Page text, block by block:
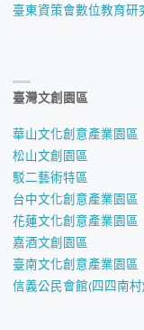
臺東資策會數位教育研
臺灣文創園區
華山文化創意產業園區
松山文創園區
駁二藝術特區
台中文化創意產業園區
花蓮文化創意產業園區
嘉酒文創園區
臺南文化創意產業園區
信義公民會館(四四南村)